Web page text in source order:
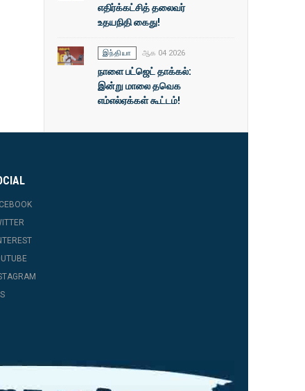
எதிர்க்கட்சித் தலைவர்
உதயநிதி கைது!
இந்தியா ஆக 04 2026
நாளை பட்ஜெட் தாக்கல்:
இன்று மாலை தவெக
எம்எல்ஏக்கள் கூட்டம்!